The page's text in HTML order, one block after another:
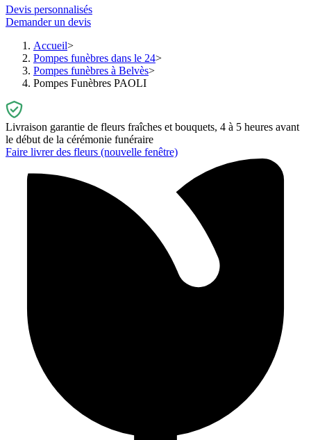
Devis personnalisés
Demander un devis
Accueil
Pompes funèbres dans le 24
Pompes funèbres à Belvès
Pompes Funèbres PAOLI
Livraison garantie de fleurs fraîches et bouquets, 4 à 5 heures avant
le début de la cérémonie funéraire
Faire livrer des fleurs (nouvelle fenêtre)